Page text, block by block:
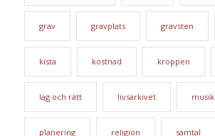
grav gravplats gravsten
kista kostnad kroppen
lag och rätt livsarkivet musik
planering religion samtal